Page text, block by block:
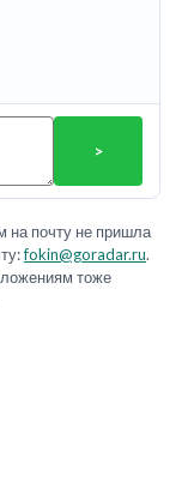
>
на почту не пришла
fokin@goradar.ru.
тоже